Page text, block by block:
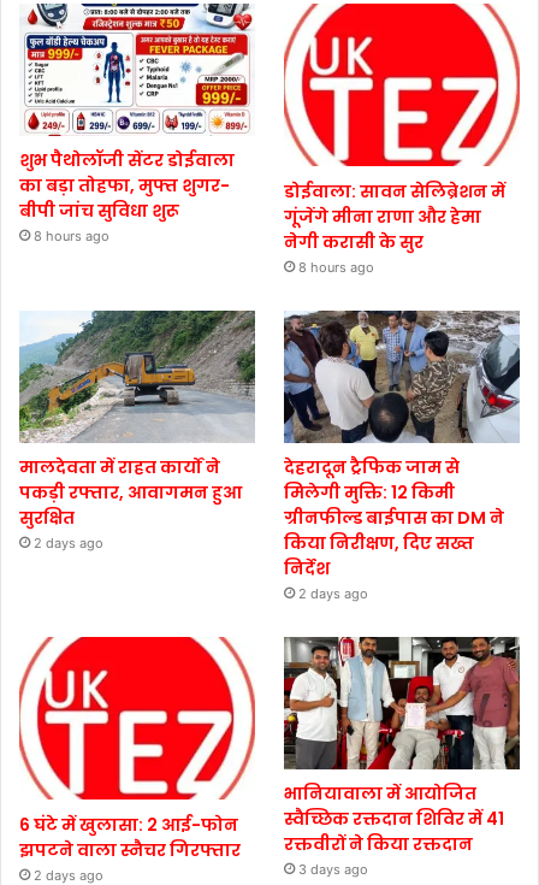
शुभ पैथोलॉजी सेंटर डोईवाला
का बड़ा तोहफा, मुफ्त शुगर-
बीपी जांच सुविधा शुरू
8 hours ago
डोईवाला: सावन सेलिब्रेशन में
गूंजेंगे मीना राणा और हेमा
नेगी करासी के सुर
8 hours ago
मालदेवता में राहत कार्यों ने
पकड़ी रफ्तार, आवागमन हुआ
सुरक्षित
2 days ago
देहरादून ट्रैफिक जाम से
मिलेगी मुक्ति: 12 किमी
ग्रीनफील्ड बाईपास का DM ने
किया निरीक्षण, दिए सख्त
निर्देश
2 days ago
6 घंटे में खुलासा: 2 आई-फोन
झपटने वाला स्नैचर गिरफ्तार
2 days ago
भानियावाला में आयोजित
स्वैच्छिक रक्तदान शिविर में 41
रक्तवीरों ने किया रक्तदान
3 days ago